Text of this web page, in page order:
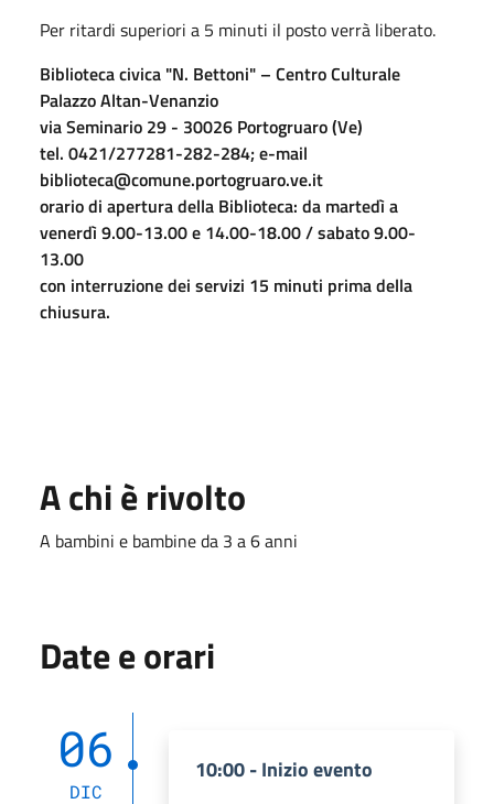
Per ritardi superiori a 5 minuti il posto verrà liberato.
Biblioteca civica "N. Bettoni" – Centro Culturale
Palazzo Altan-Venanzio
via Seminario 29 - 30026 Portogruaro (Ve)
tel. 0421/277281-282-284; e-mail
biblioteca@comune.portogruaro.ve.it
orario di apertura della Biblioteca: da martedì a
venerdì 9.00-13.00 e 14.00-18.00 / sabato 9.00-
13.00
con interruzione dei servizi 15 minuti prima della
chiusura.
A chi è rivolto
A bambini e bambine da 3 a 6 anni
Date e orari
06
DIC
10:00 - Inizio evento